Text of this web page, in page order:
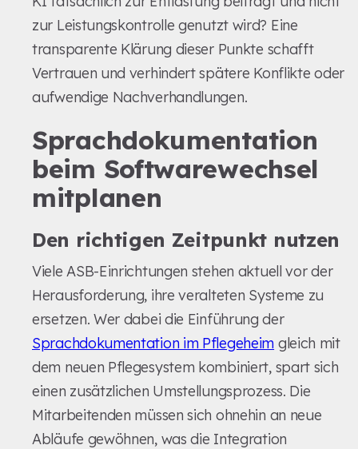
zur Leistungskontrolle genutzt wird? Eine
transparente Klärung dieser Punkte schafft
Vertrauen und verhindert spätere Konflikte oder
aufwendige Nachverhandlungen.
Sprachdokumentation
beim Softwarewechsel
mitplanen
Den richtigen Zeitpunkt nutzen
Viele ASB-Einrichtungen stehen aktuell vor der
Herausforderung, ihre veralteten Systeme zu
ersetzen. Wer dabei die Einführung der
Sprachdokumentation im Pflegeheim gleich mit
dem neuen Pflegesystem kombiniert, spart sich
einen zusätzlichen Umstellungsprozess. Die
Mitarbeitenden müssen sich ohnehin an neue
Abläufe gewöhnen, was die Integration